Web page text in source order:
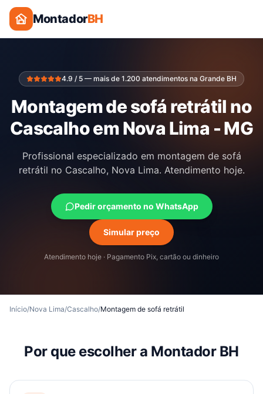
MontadorBH
4.9 / 5 — mais de 1.200 atendimentos na Grande BH
Montagem de sofá retrátil no
Cascalho em Nova Lima - MG
Profissional especializado em montagem de sofá
retrátil no Cascalho, Nova Lima. Atendimento hoje.
Pedir orçamento no WhatsApp
Simular preço
Atendimento hoje · Pagamento Pix, cartão ou dinheiro
Início/Nova Lima/Cascalho/Montagem de sofá retrátil
Por que escolher a Montador BH